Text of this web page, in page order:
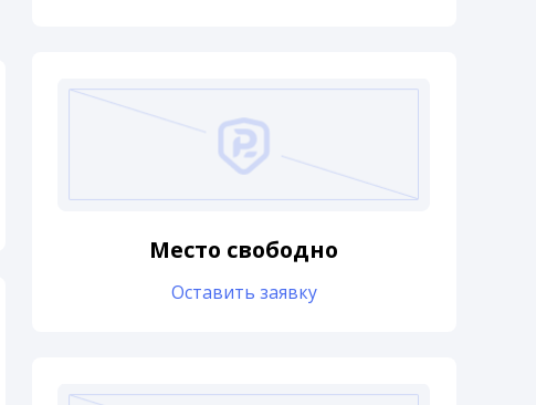
Место свободно
Оставить заявку